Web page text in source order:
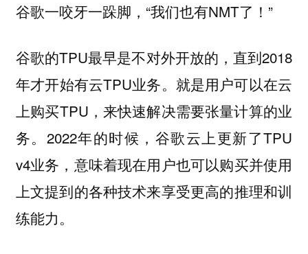
谷歌一咬牙一跺脚，“我们也有NMT了！”
谷歌的TPU最早是不对外开放的，直到2018
年才开始有云TPU业务。就是用户可以在云
上购买TPU，来快速解决需要张量计算的业
务。2022年的时候，谷歌云上更新了TPU
v4业务，意味着现在用户也可以购买并使用
上文提到的各种技术来享受更高的推理和训
练能力。